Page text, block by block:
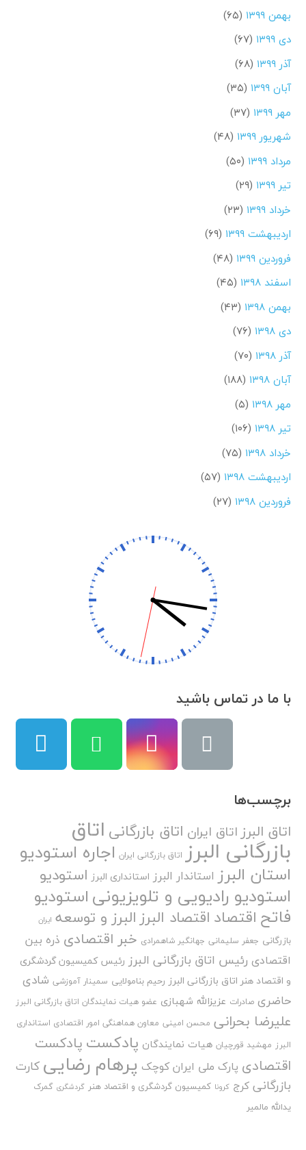
بهمن ۱۳۹۹
(۶۵)
دی ۱۳۹۹
(۶۷)
آذر ۱۳۹۹
(۶۸)
آبان ۱۳۹۹
(۳۵)
مهر ۱۳۹۹
(۳۷)
شهریور ۱۳۹۹
(۴۸)
مرداد ۱۳۹۹
(۵۰)
تیر ۱۳۹۹
(۲۹)
خرداد ۱۳۹۹
(۲۳)
اردیبهشت ۱۳۹۹
(۶۹)
فروردین ۱۳۹۹
(۴۸)
اسفند ۱۳۹۸
(۴۵)
بهمن ۱۳۹۸
(۴۳)
دی ۱۳۹۸
(۷۶)
آذر ۱۳۹۸
(۷۰)
آبان ۱۳۹۸
(۱۸۸)
مهر ۱۳۹۸
(۵)
تیر ۱۳۹۸
(۱۰۶)
خرداد ۱۳۹۸
(۷۵)
اردیبهشت ۱۳۹۸
(۵۷)
فروردین ۱۳۹۸
(۲۷)
با ما در تماس باشید
برچسب‌ها
اتاق البرز اتاق ایران اتاق بازرگانی اتاق
بازرگانی البرز اتاق بازرگانی ایران اجاره استودیو
استان البرز استاندار البرز استانداری البرز استودیو
استودیو رادیویی و تلویزیونیاستودیو
فاتح اقتصاد اقتصاد البرزالبرز و توسعه ایران
بازرگانی جعفر سلیمانی جهانگیر شاهمرادی خبر اقتصادی ذره بین
اقتصادی رئیس اتاق بازرگانی البرز رئیس کمیسیون گردشگری
و اقتصاد هنر اتاق بازرگانی البرز رحیم بنامولایی سمینار آموزشی شادی
حاضری صادرات عزیزالله شهبازی عضو هیات نمایندگان اتاق بازرگانی البرز
علیرضا بحرانی محسن امینی معاون هماهنگی امور اقتصادی استانداری
البرز مهشید قورچیان هیات نمایندگان پادکست پادکست
اقتصادی پارک ملی ایران کوچک پرهام رضایی کارت
بازرگانی کرج کرونا کمیسیون گردشگری و اقتصاد هنر گردشگری گمرک
یدالله مالمیر